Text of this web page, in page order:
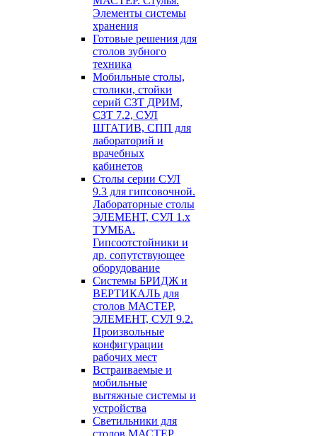
Элементы системы
хранения
Готовые решения для
столов зубного
техника
Мобильные столы,
столики, стойки
серий СЗТ ДРИМ,
СЗТ 7.2, СУЛ
ШТАТИВ, СПП для
лабораторий и
врачебных
кабинетов
Столы серии СУЛ
9.3 для гипсовочной.
Лабораторные столы
ЭЛЕМЕНТ, СУЛ 1.х
ТУМБА.
Гипсоотстойники и
др. сопутствующее
оборудование
Системы БРИДЖ и
ВЕРТИКАЛЬ для
столов МАСТЕР,
ЭЛЕМЕНТ, СУЛ 9.2.
Произвольные
конфигурации
рабочих мест
Встраиваемые и
мобильные
вытяжные системы и
устройства
Светильники для
столов МАСТЕР,